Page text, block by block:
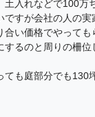
入れなどで100万
ですが会社の人の実
い価格でやっても
するのと周りの柵
ても庭部分でも130